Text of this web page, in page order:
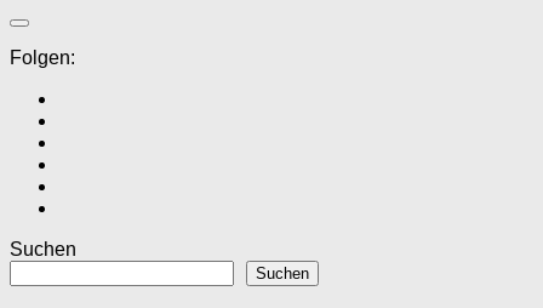
Folgen:
Suchen
Suchen